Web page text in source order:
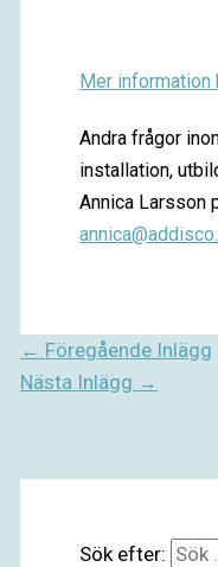
Mer information
Andra frågor
installation,
Annica Larsson
← Föregående Inlägg
Nästa Inlägg →
Sök efter: